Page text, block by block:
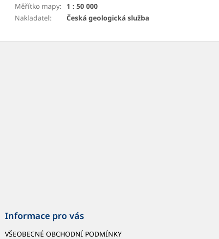
Měřítko mapy:
1 : 50 000
Nakladatel: Česká geologická služba
Z
Informace pro vás
VŠEOBECNÉ OBCHODNÍ PODMÍNKY